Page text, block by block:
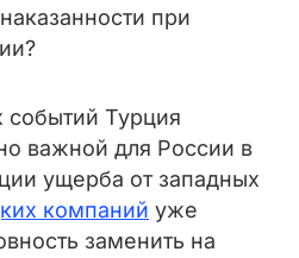
при
событий Турция
важной для России в
ущерба от западных
компаний уже
заменить на